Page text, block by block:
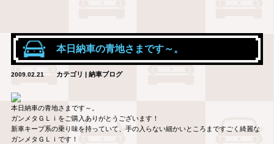
本日納車の青地さまです～。
2009.02.21 カテゴリ | 納車ブログ
本日納車の青地さまです～。
ガンメタＧＬｉをご購入ありがとうございます！
新車キープ系の乗り味を持っていて、手の入らない細かいところまですごく綺麗な
ガンメタＧＬｉです！